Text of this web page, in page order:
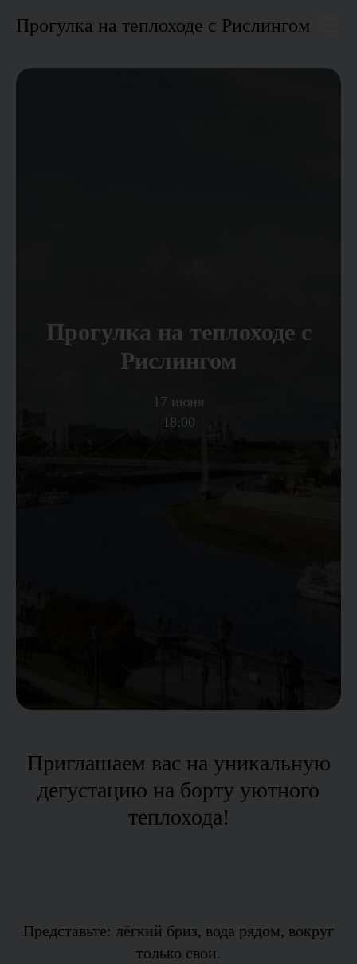
МЕНЮ
Прогулка на теплоходе с Рислингом
Прогулка на теплоходе с
Рислингом
17 июня
18:00
Приглашаем вас на уникальную
дегустацию на борту уютного
теплохода!
Представьте: лёгкий бриз, вода рядом, вокруг
только свои.